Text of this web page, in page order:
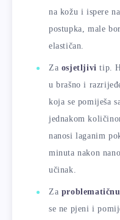
na kožu i ispere
postupka, male
elastičan.
Za osjetljivi tip.
u brašno i
koja se pomiješa
jednakom
nanosi laganim
minuta nakon
učinak.
Za problematičnu
se ne pjeni i